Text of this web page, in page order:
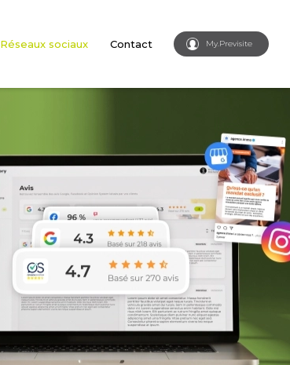
Réseaux sociaux Contact My.Previsite